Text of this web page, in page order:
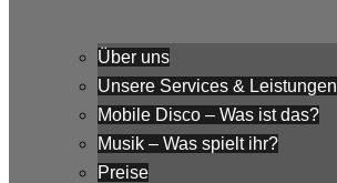
Über uns
Unsere Services & Leistungen
Mobile Disco – Was ist das?
Musik – Was spielt ihr?
Preise